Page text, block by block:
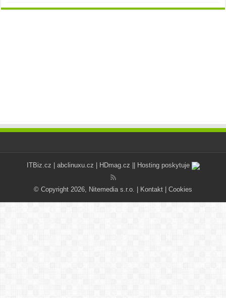
ITBiz.cz abclinuxu.cz HDmag.cz || Hosting poskytuje
© Copyright 2026, Nitemedia s.r.o. | Kontakt Cookies